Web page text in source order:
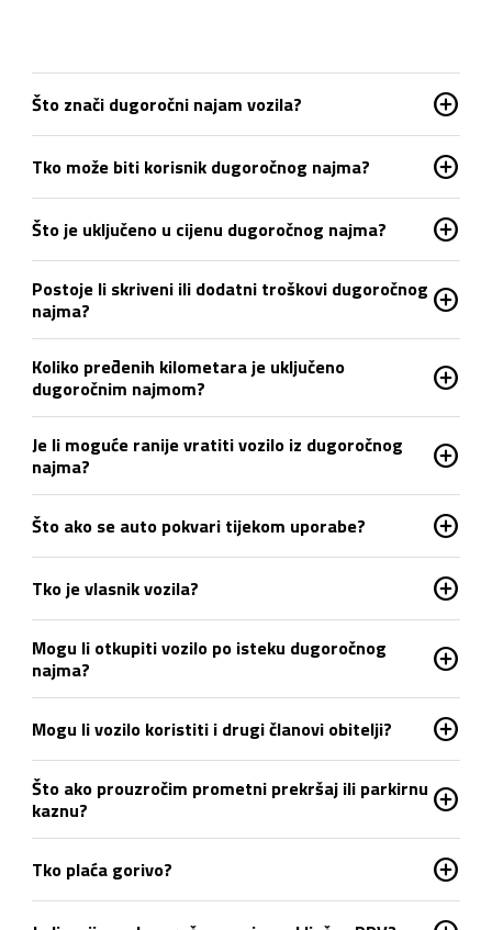
Što znači dugoročni najam vozila? add_circle
Tko može biti korisnik dugoročnog najma? add_circle
Što je uključeno u cijenu dugoročnog najma? add_circle
Postoje li skriveni ili dodatni troškovi dugoročnog
najma?
add_circle
Koliko pređenih kilometara je uključeno
dugoročnim najmom?
add_circle
Je li moguće ranije vratiti vozilo iz dugoročnog
najma?
add_circle
Što ako se auto pokvari tijekom uporabe? add_circle
Tko je vlasnik vozila? add_circle
Mogu li otkupiti vozilo po isteku dugoročnog
najma?
add_circle
Mogu li vozilo koristiti i drugi članovi obitelji? add_circle
Što ako prouzročim prometni prekršaj ili parkirnu
kaznu?
add_circle
Tko plaća gorivo? add_circle